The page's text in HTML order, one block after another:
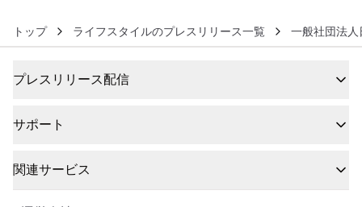
トップ ライフスタイルのプレスリリース一覧 一般社団法
プレスリリース配信
サポート
関連サービス